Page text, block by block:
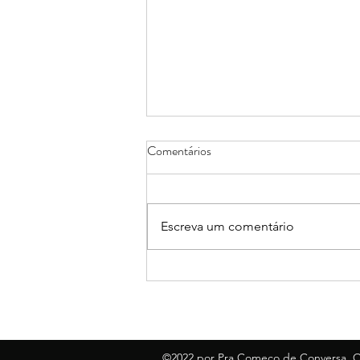
São Luís ganha mais cinco leis de
Comentários
Escreva um comentário